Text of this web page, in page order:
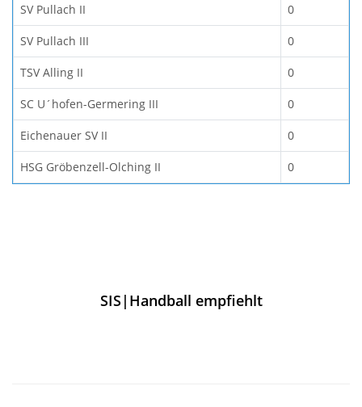
SV Pullach II 0
SV Pullach III 0
TSV Alling II 0
SC U´hofen-Germering III 0
Eichenauer SV II 0
HSG Gröbenzell-Olching II 0
SIS|Handball empfiehlt